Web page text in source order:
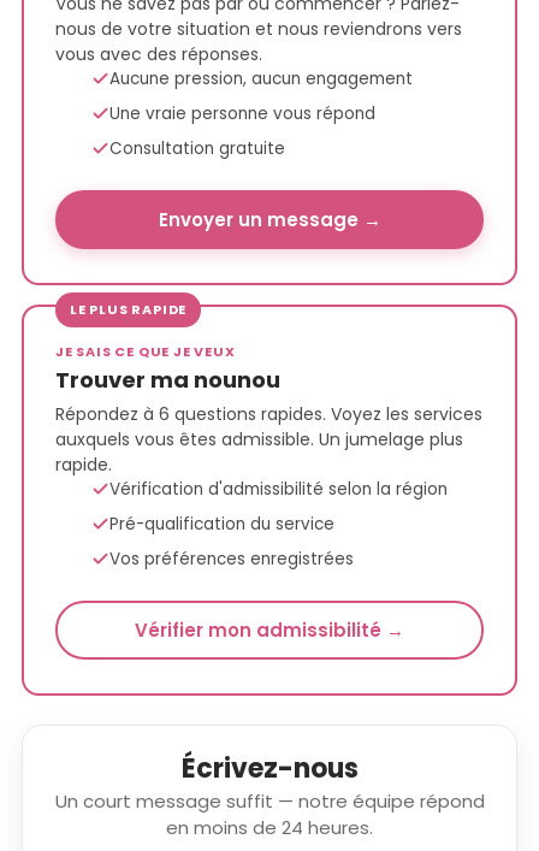
nous de votre situation et nous reviendrons vers
vous avec des réponses.
Aucune pression, aucun engagement
Une vraie personne vous répond
Consultation gratuite
Envoyer un message →
LE PLUS RAPIDE
JE SAIS CE QUE JE VEUX
Trouver ma nounou
Répondez à 6 questions rapides. Voyez les services
auxquels vous êtes admissible. Un jumelage plus
rapide.
Vérification d'admissibilité selon la région
Pré-qualification du service
Vos préférences enregistrées
Vérifier mon admissibilité →
Écrivez-nous
Un court message suffit — notre équipe répond
en moins de 24 heures.